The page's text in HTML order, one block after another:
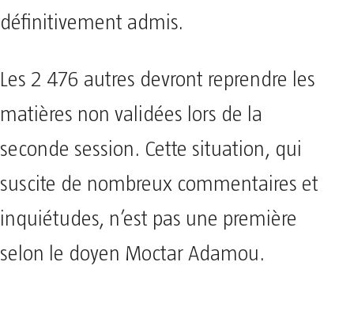
définitivement admis.
Les 2 476 autres devront reprendre les
matières non validées lors de la
seconde session. Cette situation, qui
suscite de nombreux commentaires et
inquiétudes, n’est pas une première
selon le doyen Moctar Adamou.